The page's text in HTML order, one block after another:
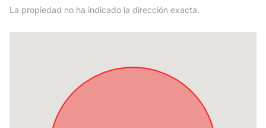
La propiedad no ha indicado la dirección exacta.